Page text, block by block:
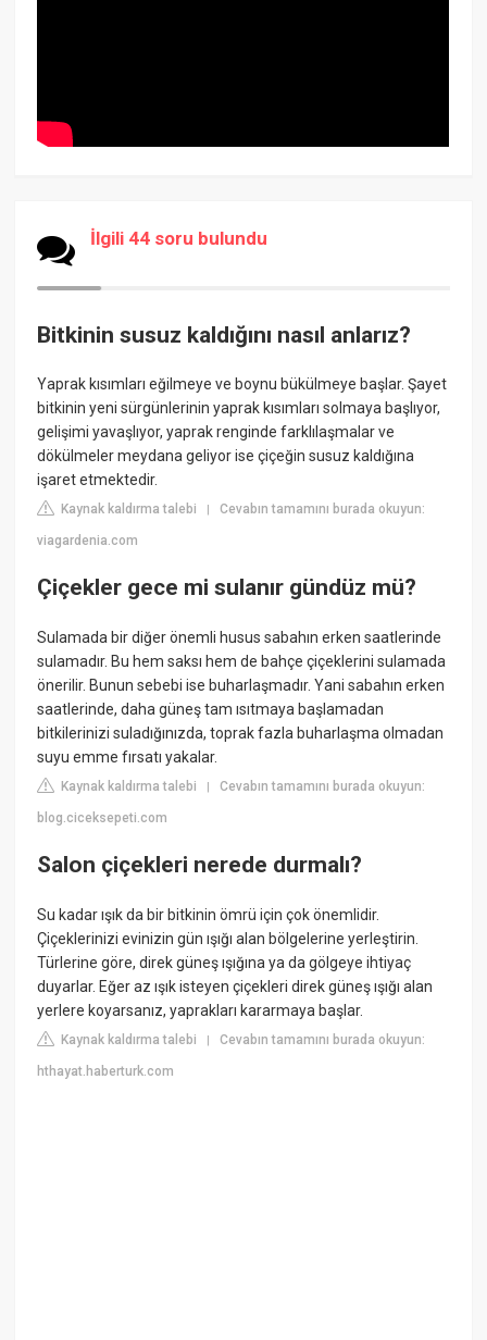
İlgili 44 soru bulundu
Bitkinin susuz kaldığını nasıl anlarız?
Yaprak kısımları eğilmeye ve boynu bükülmeye başlar. Şayet
bitkinin yeni sürgünlerinin yaprak kısımları solmaya başlıyor,
gelişimi yavaşlıyor, yaprak renginde farklılaşmalar ve
dökülmeler meydana geliyor ise çiçeğin susuz kaldığına
işaret etmektedir.
Kaynak kaldırma talebi |Cevabın tamamını burada okuyun:
viagardenia.com
Çiçekler gece mi sulanır gündüz mü?
Sulamada bir diğer önemli husus sabahın erken saatlerinde
sulamadır. Bu hem saksı hem de bahçe çiçeklerini sulamada
önerilir. Bunun sebebi ise buharlaşmadır. Yani sabahın erken
saatlerinde, daha güneş tam ısıtmaya başlamadan
bitkilerinizi suladığınızda, toprak fazla buharlaşma olmadan
suyu emme fırsatı yakalar.
Kaynak kaldırma talebi |Cevabın tamamını burada okuyun:
blog.ciceksepeti.com
Salon çiçekleri nerede durmalı?
Su kadar ışık da bir bitkinin ömrü için çok önemlidir.
Çiçeklerinizi evinizin gün ışığı alan bölgelerine yerleştirin.
Türlerine göre, direk güneş ışığına ya da gölgeye ihtiyaç
duyarlar. Eğer az ışık isteyen çiçekleri direk güneş ışığı alan
yerlere koyarsanız, yaprakları kararmaya başlar.
Kaynak kaldırma talebi |Cevabın tamamını burada okuyun:
hthayat.haberturk.com